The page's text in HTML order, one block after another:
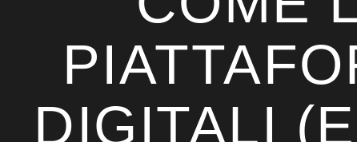
DIGITALI